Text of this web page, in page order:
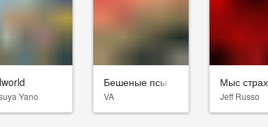
Yano
Бешеные псы
VA
Мыс
Jeff Russo